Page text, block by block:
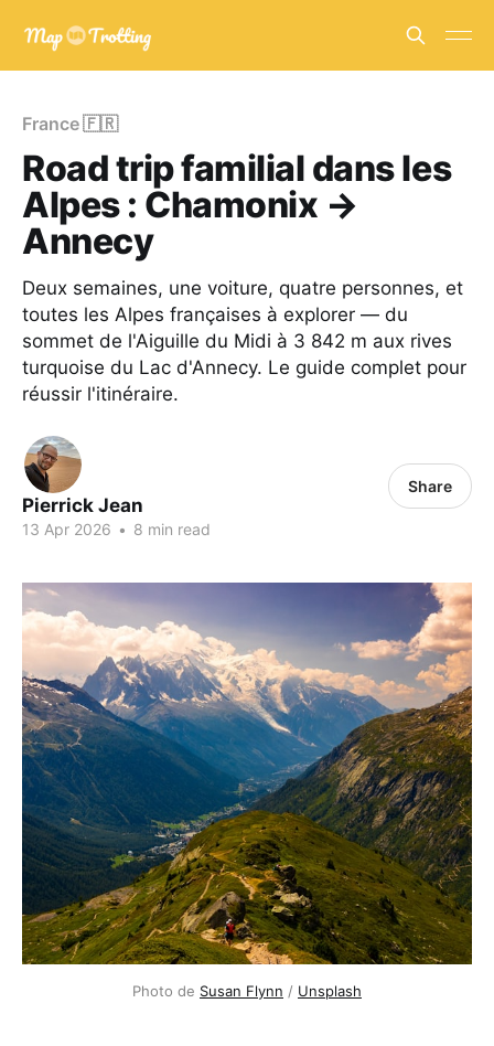
France 🇫🇷
Road trip familial dans les
Alpes : Chamonix →
Annecy
Deux semaines, une voiture, quatre personnes, et
toutes les Alpes françaises à explorer — du
sommet de l'Aiguille du Midi à 3 842 m aux rives
turquoise du Lac d'Annecy. Le guide complet pour
réussir l'itinéraire.
Pierrick Jean
13 Apr 2026 • 8 min read
Share
Photo de Susan Flynn / Unsplash